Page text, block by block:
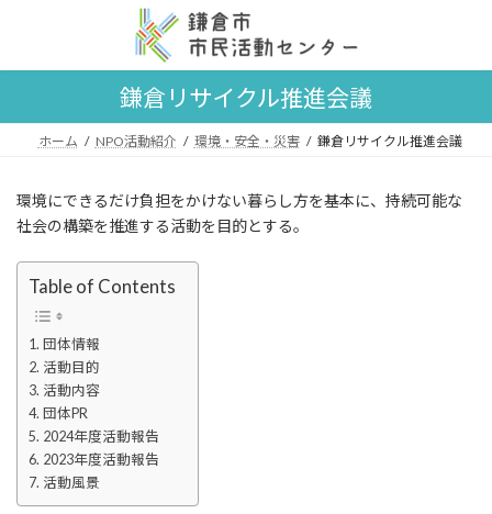
ン
へ
ー
ョ
鎌倉リサイクル推進会議
ホーム NPO活動紹介 環境・安全・災害 鎌倉リサイクル推進会議
環境にできるだけ負担をかけない暮らし方を基本に、持続可能な
社会の構築を推進する活動を目的とする。
Table of Contents
団体情報
活動目的
活動内容
団体PR
2024年度活動報告
2023年度活動報告
活動風景